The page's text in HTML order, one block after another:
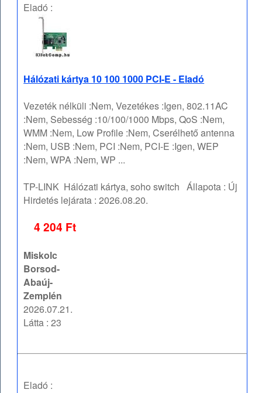
Eladó :
Hálózati kártya 10 100 1000 PCI-E - Eladó
Vezeték nélküli :Nem, Vezetékes :Igen, 802.11AC
:Nem, Sebesség :10/100/1000 Mbps, QoS :Nem,
WMM :Nem, Low Profile :Nem, Cserélhető antenna
:Nem, USB :Nem, PCI :Nem, PCI-E :Igen, WEP
:Nem, WPA :Nem, WP ...
TP-LINK Hálózati kártya, soho switch Állapota : Új
Hirdetés lejárata :2026.08.20.
4 204 Ft
Miskolc
Borsod-
Abaúj-
Zemplén
2026.07.21.
Látta : 23
Eladó :